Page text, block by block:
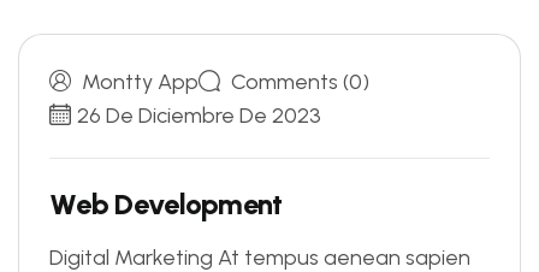
Montty App
Comments (0)
26 De Diciembre De 2023
Web Development
Digital Marketing At tempus aenean sapien